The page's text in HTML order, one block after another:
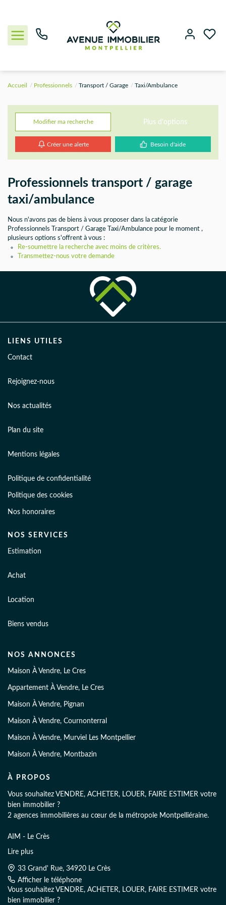
ACHETER
LOUER
BIENS VENDUS
ESTIMER
AGENCES
Accueil Professionnels Transport / Garage Taxi/Ambulance
Modifier ma recherche Plus d'options
Créer une alerte Besoin d'aide
Professionnels transport / garage
taxi/ambulance
Nous n'avons pas de biens à vous proposer dans la catégorie
Professionnels Transport / Garage Taxi/Ambulance pour le moment ,
plusieurs options s'offrent à vous :
Re-soumettre la recherche avec moins de critères.
Transmettez-nous votre demande
LIENS UTILES
Contact
Rejoignez-nous
Nos actualités
Plan du site
Mentions légales
Politique de confidentialité
Politique des cookies
Nos honoraires
NOS SERVICES
Estimation
Achat
Location
Biens vendus
NOS ANNONCES
Maison À Vendre, Le Cres
Appartement À Vendre, Le Cres
Maison À Vendre, Pignan
Maison À Vendre, Cournonterral
Maison À Vendre, Murviel Les Montpellier
Maison À Vendre, Montbazin
À PROPOS
Vous souhaitez VENDRE, ACHETER, LOUER, FAIRE ESTIMER votre
bien immobilier ?
2 agences immobilières au cœur de la métropole Montpelliéraine.
AIM - Le Crès
33 Grand' Rue, 34920 Le Crès
AIM - Pignan
66 Avenue du Général Grollier, 34570 Pignan
04 67 68 20 22
Lire plus
33 Grand' Rue, 34920 Le Crès
Afficher le téléphone
Vous souhaitez VENDRE, ACHETER, LOUER, FAIRE ESTIMER votre
bien immobilier ?